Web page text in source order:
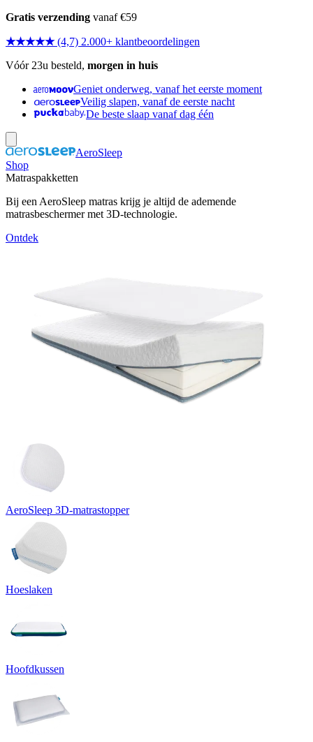
Gratis verzending vanaf €59
★★★★★ (4,7) 2.000+ klantbeoordelingen
Vóór 23u besteld, morgen in huis
Geniet onderweg, vanaf het eerste moment
Veilig slapen, vanaf de eerste nacht
De beste slaap vanaf dag één
AeroSleep
Shop
Matraspakketten
Bij een AeroSleep matras krijg je altijd de ademende
matrasbeschermer met 3D-technologie.
Ontdek
AeroSleep 3D-matrastopper
Hoeslaken
Hoofdkussen